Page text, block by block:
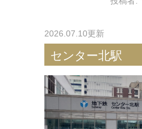
2026.07.10更新
センター北駅